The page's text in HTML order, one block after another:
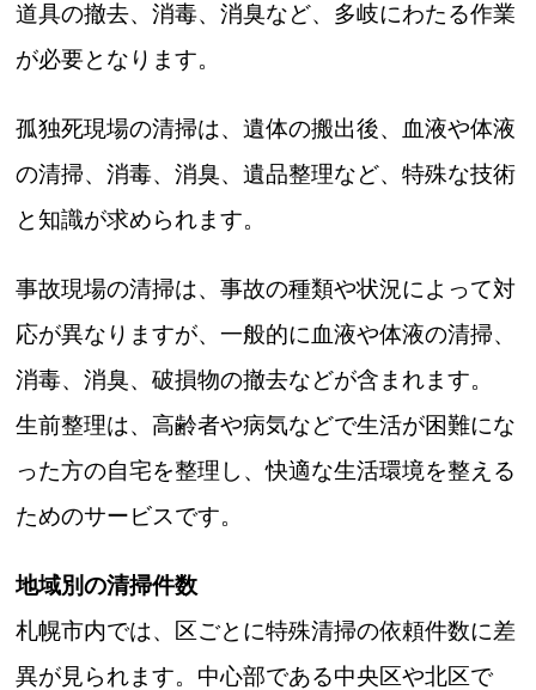
道具の撤去、消毒、消臭など、多岐にわたる作業
が必要となります。
孤独死現場の清掃は、遺体の搬出後、血液や体液
の清掃、消毒、消臭、遺品整理など、特殊な技術
と知識が求められます。
事故現場の清掃は、事故の種類や状況によって対
応が異なりますが、一般的に血液や体液の清掃、
消毒、消臭、破損物の撤去などが含まれます。
生前整理は、高齢者や病気などで生活が困難にな
った方の自宅を整理し、快適な生活環境を整える
ためのサービスです。
地域別の清掃件数
札幌市内では、区ごとに特殊清掃の依頼件数に差
異が見られます。中心部である中央区や北区で